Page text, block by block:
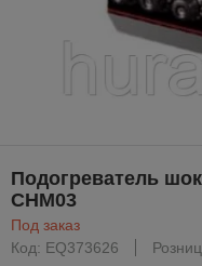
Подогреватель
CHM03
Под заказ
Код: EQ373626